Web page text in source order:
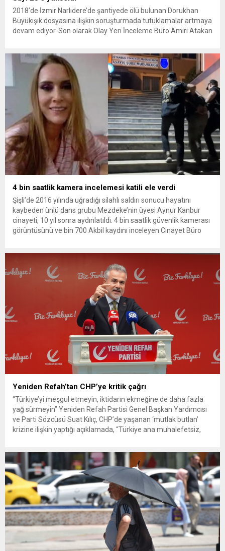
2018’de İzmir Narlıdere’de şantiyede ölü bulunan Dorukhan
Büyükışık dosyasına ilişkin soruşturmada tutuklamalar artmaya
devam ediyor. Son olarak Olay Yeri İnceleme Büro Amiri Atakan
bulunan Dorukhan Büyükışık’a ilişkin yeniden açılan
soruşturmada tutuklamalar genişliyor. Son olarak dönemin...
4 bin saatlik kamera incelemesi katili ele verdi
Şişli’de 2016 yılında uğradığı silahlı saldırı sonucu hayatını
kaybeden ünlü dans grubu Mezdeke’nin üyesi Aynur Kanbur
cinayeti, 10 yıl sonra aydınlatıldı. 4 bin saatlik güvenlik kamerası
görüntüsünü ve bin 700 Akbil kaydını inceleyen Cinayet Büro
Yeniden Refah’tan CHP’ye kritik çağrı
“Türkiye’yi meşgul etmeyin, iktidarın ekmeğine de daha fazla
yağ sürmeyin” Yeniden Refah Partisi Genel Başkan Yardımcısı
ve Parti Sözcüsü Suat Kılıç, CHP’de yaşanan ‘mutlak butlan’
krizine ilişkin yaptığı açıklamada, “Türkiye ana muhalefetsiz,
olun. Türkiye’yi...